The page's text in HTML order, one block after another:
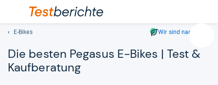
Geben
E-Bikes Wir sind nachhaltig
Die bes­ten Pega­sus E-​Bikes | Test &
Kauf­be­ra­tung